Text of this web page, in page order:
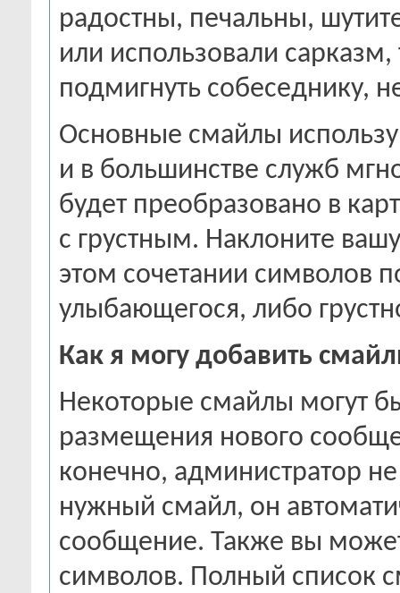
радостны, печальны,
или использовали
подмигнуть собеседнику,
Основные смайлы
и в большинстве служб
будет преобразовано в
с грустным. Наклоните
этом сочетании символов
улыбающегося, либо
Как я могу добавить
Некоторые смайлы могут
размещения нового
конечно, администратор
нужный смайл, он
сообщение. Также вы
символов. Полный список